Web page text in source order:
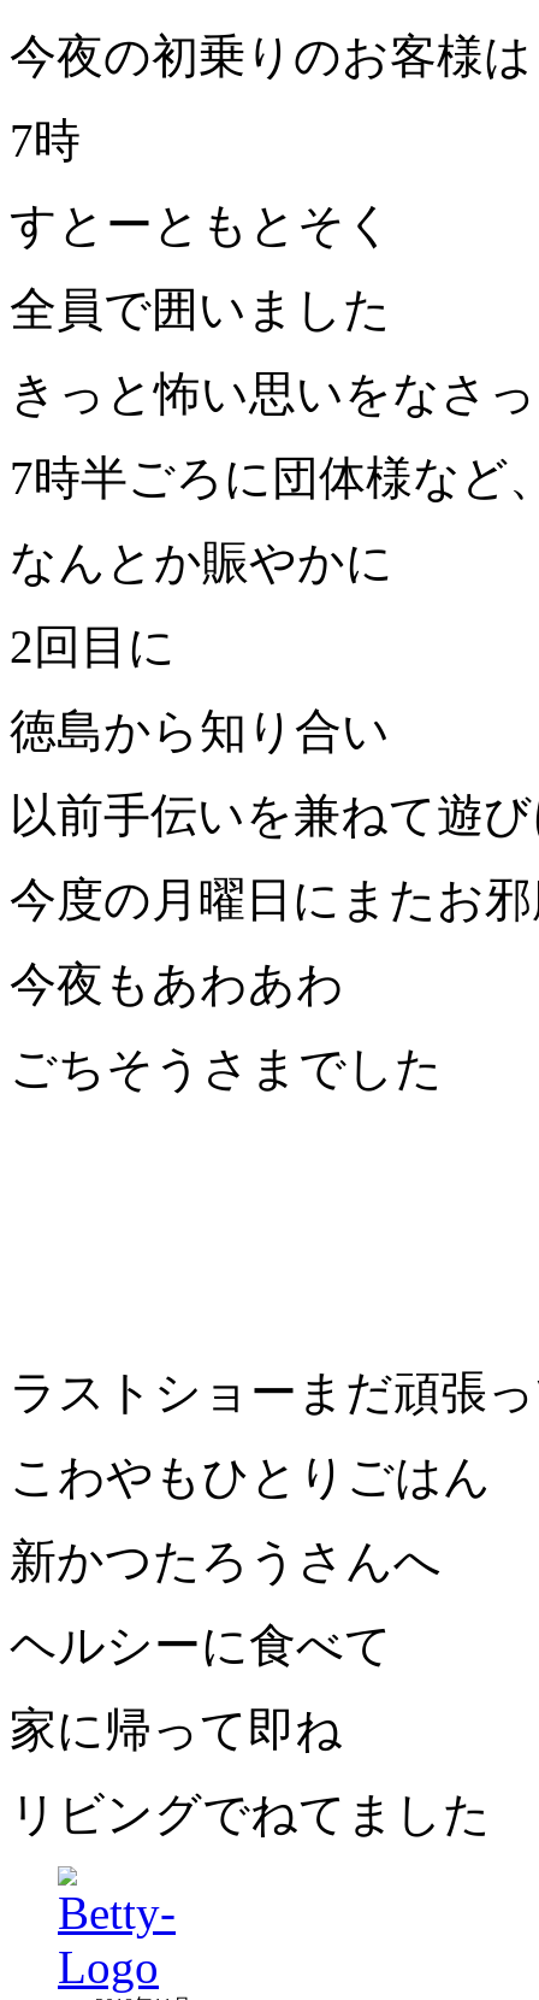
今夜の初乗りのお客様は
7時
すとーともとそく
全員で囲いました
きっと怖い思いをなさ
7時半ごろに団体様など
なんとか賑やかに
2回目に
徳島から知り合い
以前手伝いを兼ねて遊
今度の月曜日にまたお
今夜もあわあわ
ごちそうさまでした
ラストショーまだ頑張
こわやもひとりごはん
新かつたろうさんへ
ヘルシーに食べて
家に帰って即ね
リビングでねてました